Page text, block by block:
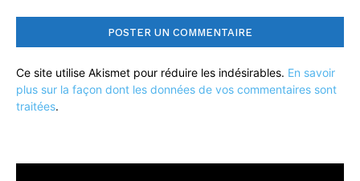
Ce site utilise Akismet pour réduire les indésirables. En savoir
plus sur la façon dont les données de vos commentaires sont
traitées.